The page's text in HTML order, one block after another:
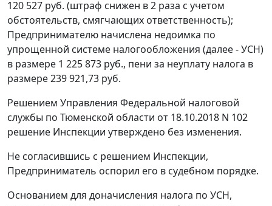
120 527 руб. (штраф снижен в 2 раза с учетом
обстоятельств, смягчающих ответственность);
Предпринимателю начислена недоимка по
упрощенной системе налогообложения (далее - УСН)
в размере 1 225 873 руб., пени за неуплату налога в
размере 239 921,73 руб.
Решением Управления Федеральной налоговой
службы по Тюменской области от 18.10.2018 N 102
решение Инспекции утверждено без изменения.
Не согласившись с решением Инспекции,
Предприниматель оспорил его в судебном порядке.
Основанием для доначисления налога по УСН,